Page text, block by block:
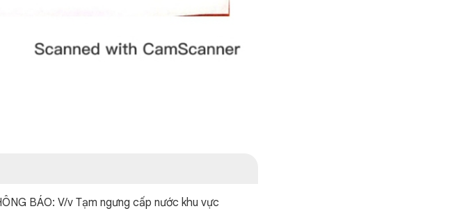
BÁO: V/v Tạm ngưng cấp nước khu vực